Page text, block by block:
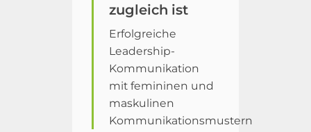
zugleich ist
Erfolgreiche
Leadership-
Kommunikation
mit femininen und
maskulinen
Kommunikationsmustern